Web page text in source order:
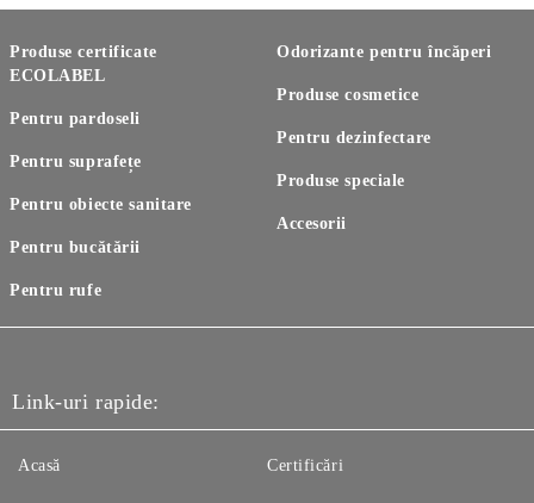
Produse certificate
ECOLABEL
Pentru pardoseli
Pentru suprafețe
Pentru obiecte sanitare
Pentru bucătării
Pentru rufe
Odorizante pentru încăperi
Produse cosmetice
Pentru dezinfectare
Produse speciale
Accesorii
Link-uri rapide:
Acasă Certificări